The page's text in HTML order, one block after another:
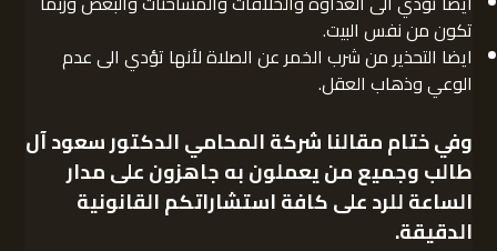
تكون من نفس البيت.
ايضا التحذير من شرب الخمر عن الصلاة لأنها تؤدي الى عدم
الوعي وذهاب العقل.
وفي ختام مقالنا شركة المحامي الدكتور سعود آل
طالبوجميع من يعملون به جاهزون على مدار
الساعة للرد على كافة استشاراتكم القانونية
الدقيقة.